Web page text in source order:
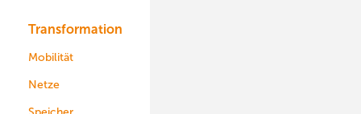
Transformation
Mobilität
Netze